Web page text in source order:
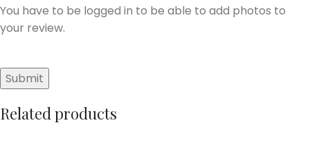
You have to be logged in to be able to add photos to
your review.
Related products